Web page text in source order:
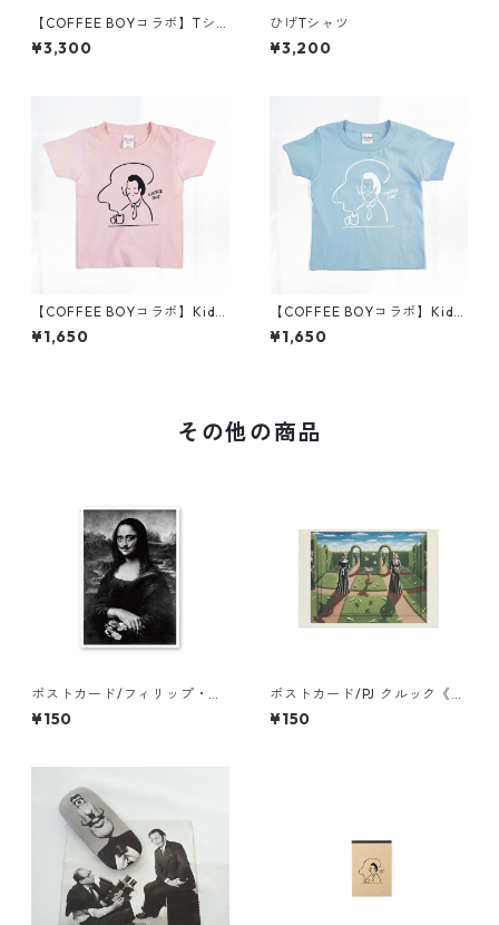
【COFFEE BOYコラボ】Tシ
ャツ
¥3,300
ひげTシャツ
¥3,200
【COFFEE BOYコラボ】Kids
Tシャツ（ピンク）
¥1,650
【COFFEE BOYコラボ】Kids
Tシャツ（ライトブルー）
¥1,650
その他の商品
ポストカード/フィリップ・ハ
ルスマン《美の模範》
¥150
ポストカード/PJ クルック《現
在-過去》
¥150